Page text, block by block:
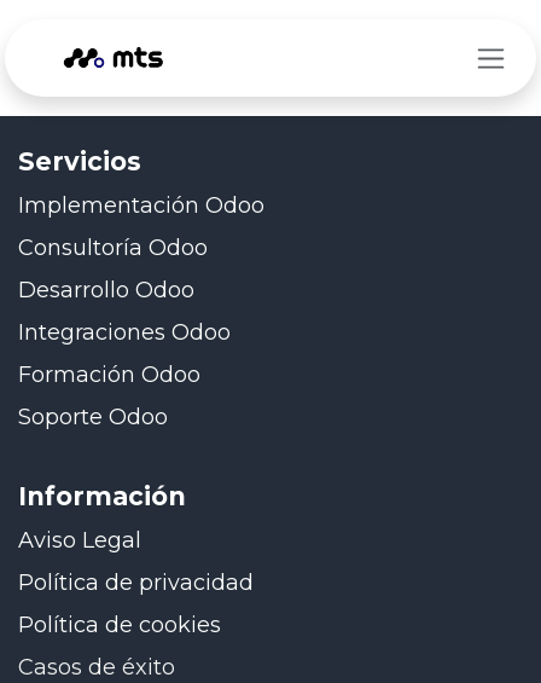
Servicios
Implementación Odoo
Consultoría Odoo
Desarrollo Odoo
Integraciones Odoo
Formación Odoo
Soporte Odoo
Información
Aviso Legal
Política de privacidad
Política de cookies
Casos de éxito